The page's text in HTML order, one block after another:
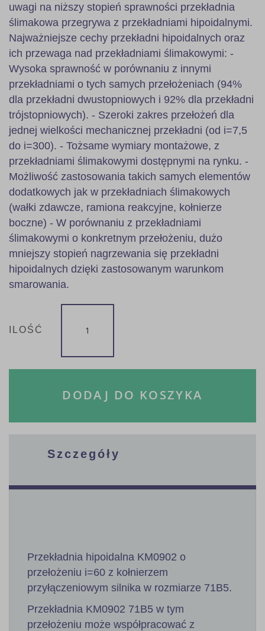
uwagi na niższy stopień sprawności przekładnia
ślimakowa przegrywa z przekładniami hipoidalnymi.
Najważniejsze cechy przekładni hipoidalnych oraz
ich przewaga nad przekładniami ślimakowymi: -
Wysoka sprawność w porównaniu z innymi
przekładniami o tych samych przełożeniach (94%
dla przekładni dwustopniowych i 92% dla przekładni
trójstopniowych). - Szeroki zakres przełożeń dla
jednej wielkości mechanicznej przekładni (od i=7,5
do i=300). - Tożsame wymiary montażowe, z
przekładniami ślimakowymi dostępnymi na rynku. -
Możliwość zastosowania takich samych elementów
dodatkowych jak w przekładniach ślimakowych
(wałki zdawcze, ramiona reakcyjne, kołnierze
boczne) - W porównaniu z przekładniami
ślimakowymi o konkretnym przełożeniu, dużo
mniejszy stopień nagrzewania się przekładni
hipoidalnych dzięki zastosowanym warunkom
smarowania.
ILOŚĆ
DODAJ DO KOSZYKA
Szczegóły
Przekładnia hipoidalna KM0902 o
przełożeniu i=60 z kołnierzem
przyłączeniowym silnika w rozmiarze 71B5.
Przekładnia KM0902 71B5 w tym
przełożeniu może współpracować z